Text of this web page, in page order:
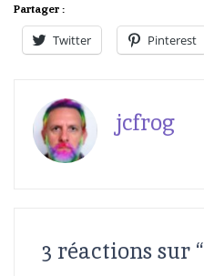
Partager :
Twitter Pinterest
jcfrog
3 réactions sur “